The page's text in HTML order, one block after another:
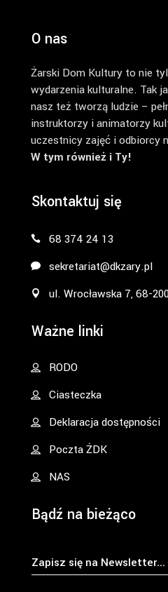
O nas
Żarski Dom Kultury to nie
wydarzenia kulturalne. Tak
nasz też tworzą ludzie –
instruktorzy i animatorzy
uczestnicy zajęć i odbiorcy
W tym również i Ty!
Skontaktuj się
68 374 24 13
sekretariat@dkzary.pl
ul. Wrocławska 7, 68-
Ważne linki
RODO
Ciasteczka
Deklaracja dostępności
Poczta ŻDK
NAS
Bądź na bieżąco